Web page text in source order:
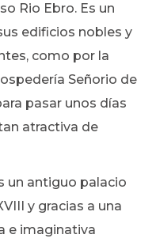
Rio Ebro. Es un
edificios nobles y
como por la
Señorio de
pasar unos días
atractiva de
un antiguo palacio
y gracias a una
e imaginativa